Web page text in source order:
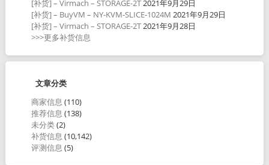
[补货] – Virmach – STORAGE-2T2021年9月29日
[补货] – BuyVM – NY-KVM-SLICE-1024M 2021年9月29日
[补货] – Virmach – STORAGE-2T2021年9月28日
>>>更多补货信息
文章分类
商家信息 (110)
推荐信息 (138)
未分类(2)
补货信息 (10,142)
评测信息 (5)